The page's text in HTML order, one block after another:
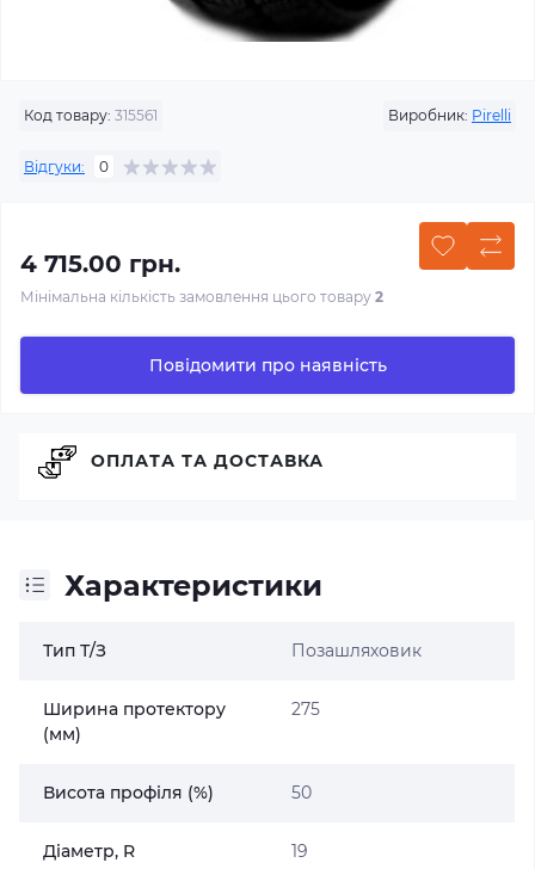
Код товару: 315561 Виробник: Pirelli
Відгуки: 0
4 715.00 грн.
Мінімальна кількість замовлення цього товару 2
Повідомити про наявність
Характеристики
Тип Т/З Позашляховик
Ширина протектору
(мм)
275
Висота профіля (%) 50
Діаметр, R 19
ОПЛАТА ТА ДОСТАВКА